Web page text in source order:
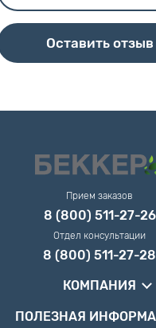
Оставить отзыв
Прием заказов
8 (800) 511-27-26
Отдел консультации
8 (800) 511-27-28
КОМПАНИЯ
ПОЛЕЗНАЯ